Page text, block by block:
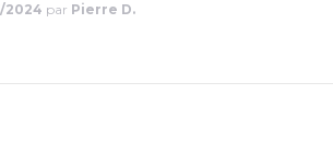
2024 par Pierre D.